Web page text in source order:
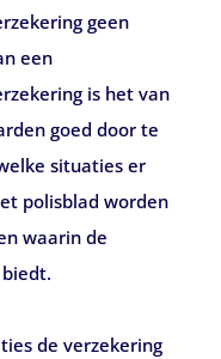
geen
een
is het van
goed door te
situaties er
polisblad worden
waarin de
de verzekering